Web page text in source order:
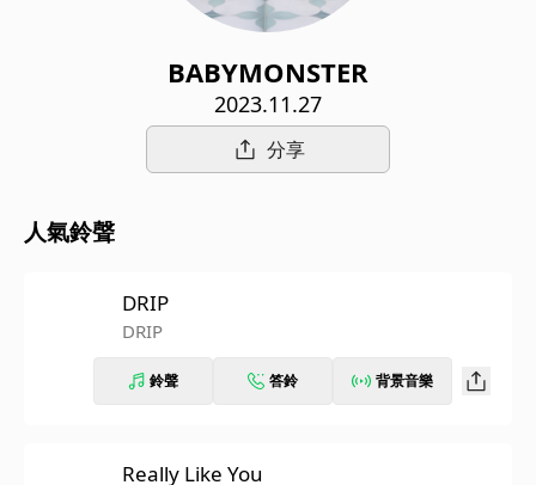
BABYMONSTER
2023.11.27
分享
人氣鈴聲
DRIP
DRIP
鈴聲 答鈴 背景音樂
Really Like You